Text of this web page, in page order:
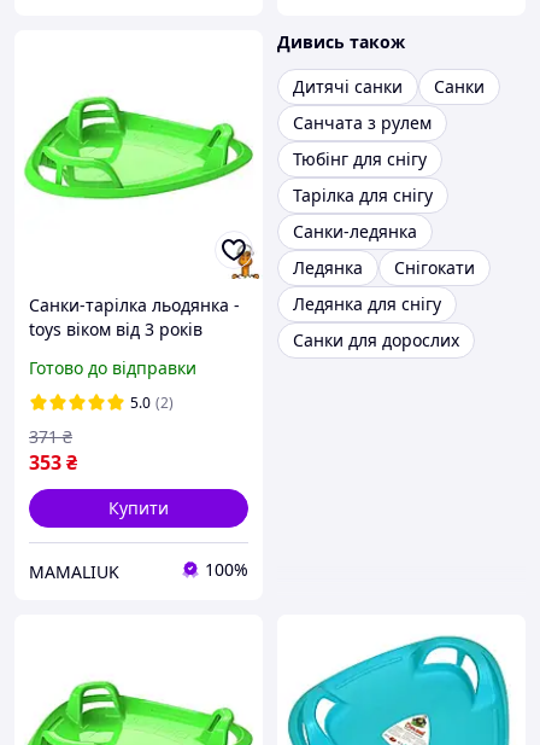
Санки-тарілка льодянка -
toys віком від 3 років
Готово до відправки
5.0 (2)
353₴
371 ₴
Купити
MAMALIUK 100%
Дивись також
Дитячі санки
Санки
Санчата з рулем
Тюбінг для снігу
Тарілка для снігу
Санки-ледянка
Ледянка
Снігокати
Ледянка для снігу
Санки для дорослих